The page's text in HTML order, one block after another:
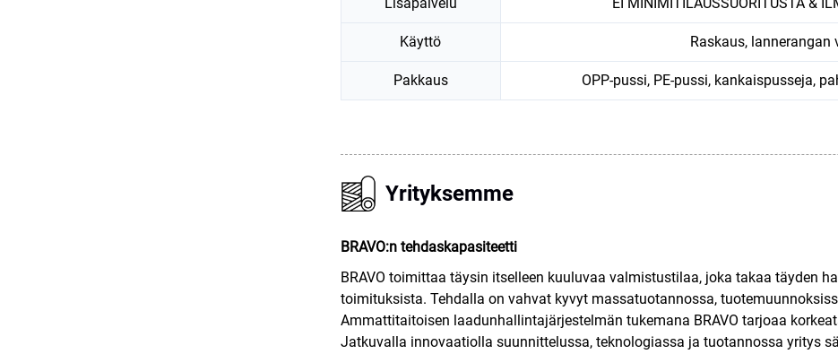
Käyttö Raskaus, lannerangan
Pakkaus OPP-pussi, PE-pussi, kankaispusseja,
Yrityksemme
BRAVO:n tehdaskapasiteetti
BRAVO toimittaa täysin itselleen kuuluvaa valmistustilaa, joka takaa täyden
toimituksista. Tehdalla on vahvat kyvyt massatuotannossa,
Ammattitaitoisen laadunhallintajärjestelmän tukemana BRAVO tarjoaa
Jatkuvalla innovaatiolla suunnittelussa, teknologiassa ja tuotannossa yritys